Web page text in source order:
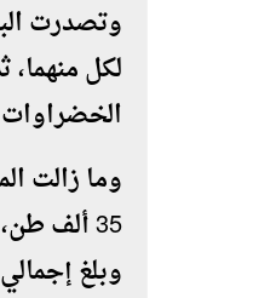
الخضراوات المصدرة
وما زالت
وبلغ إجمالي عدد